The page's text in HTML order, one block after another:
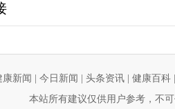
康新闻 今日新闻 头条资讯 健康百科
本站所有建议仅供用户参考，不